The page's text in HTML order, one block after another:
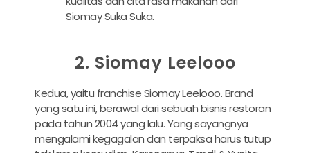
Siomay Suka Suka.
2. Siomay Leelooo
Kedua, yaitu franchise Siomay Leelooo. Brand
yang satu ini, berawal dari sebuah bisnis restoran
pada tahun 2004 yang lalu. Yang sayangnya
mengalami kegagalan dan terpaksa harus tutup